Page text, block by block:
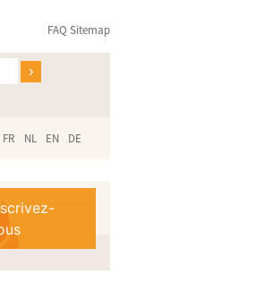
FAQ Sitemap
FR NL EN DE